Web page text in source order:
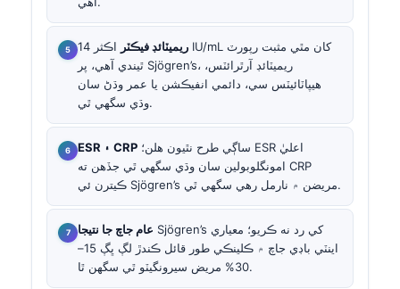
ريميٽائڊ فيڪٽر
اڪثر 14 IU/mL کان مٿي مثبت رپورٽ
ٿيندي آهي، پر Sjögren’s، ريميٽائڊ آرٿرائٽس،
هيپاٽائيٽس سي، دائمي انفيڪشن يا عمر وڌڻ سان
وڌي سگهي ٿي.
ESR ۽ CRP
امونگلوبولين سان وڌي سگهي ٿي جڏهن ته CRP
ڪيترن ئي Sjögren’s مريضن ۾ نارمل رهي سگهي ٿي.
عام جاچ جا نتيجا Sjögren’s کي رد نه ڪريو؛ معياري
اينٽي باڊي جاچ ۾ ڪلينڪي طور قائل ڪندڙ لڳ ڀڳ 15–
30% مريض سيرونگيٽو ٿي سگهن ٿا.